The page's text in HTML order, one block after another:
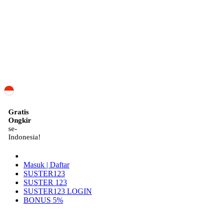
Gratis
Ongkir
se-
Indonesia!
Masuk | Daftar
SUSTER123
SUSTER 123
SUSTER123 LOGIN
BONUS 5%